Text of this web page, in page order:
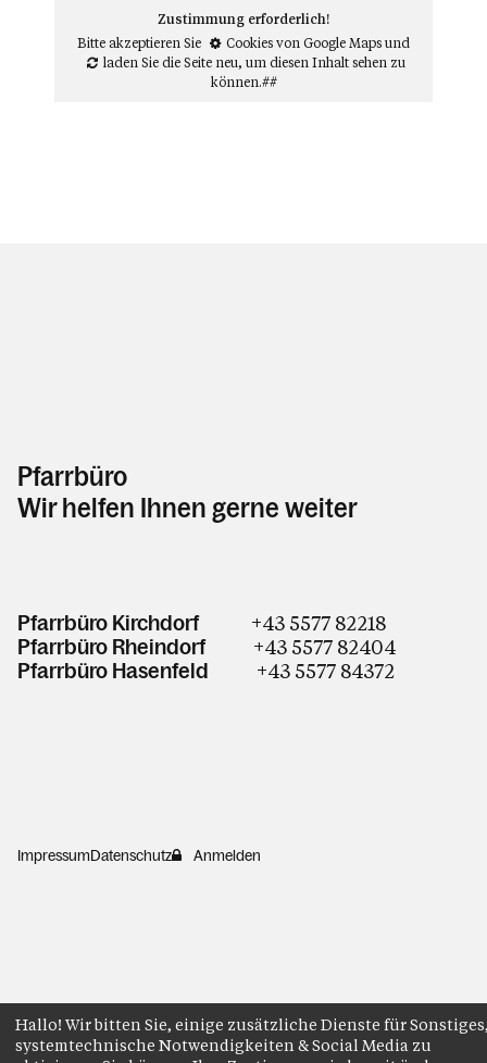
Zustimmung erforderlich!
Bitte akzeptieren Sie
Cookies von Google Mapsund
laden Sie die Seite neu, um diesen Inhalt sehen zu
können.##
Pfarrbüro
Wir helfen Ihnen gerne weiter
Pfarrbüro Kirchdorf +43 5577 82218
Pfarrbüro Rheindorf+43 5577 82404
Pfarrbüro Hasenfeld +43 5577 84372
ImpressumDatenschutz Anmelden
Hallo! Wir bitten Sie, einige zusätzliche Dienste für
systemtechnische Notwendigkeiten & Social Media zu